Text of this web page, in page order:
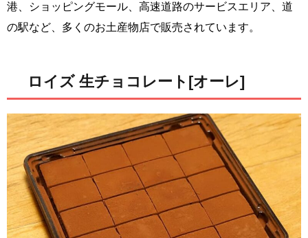
港、ショッピングモール、高速道路のサービスエリア、道
の駅など、多くのお土産物店で販売されています。
ロイズ 生チョコレート[オーレ]